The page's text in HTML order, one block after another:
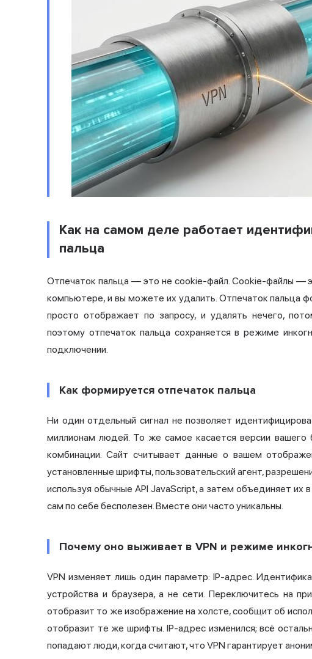
Как на самом деле работает
пальца
Отпечаток пальца — это не cookie-файл. Cookie-файлы —
компьютере, и вы можете их удалить. Отпечаток пальца
просто отображает по запросу, и удалять нечего,
поэтому отпечаток пальца сохраняется в режиме
подключении.
Как формируется отпечаток пальца
Ни один отдельный сигнал не позволяет
миллионам людей. То же самое касается версии вашего
комбинации. Сайт считывает данные о вашем
установленные шрифты,пользовательский агент,
используя обычные API JavaScript, а затем объединяет их
сам по себе бесполезен. Вместе они часто уникальны.
Почему оно выживает в VPN и режиме
VPN изменяет лишь один параметр: IP-адрес.
устройства и браузера, а не сети. Переключитесь на
отобразит то же изображение на холсте, сообщит об
отобразит те же шрифты. IP-адрес изменился; всё
попадают люди, когда считают, что VPN гарантирует